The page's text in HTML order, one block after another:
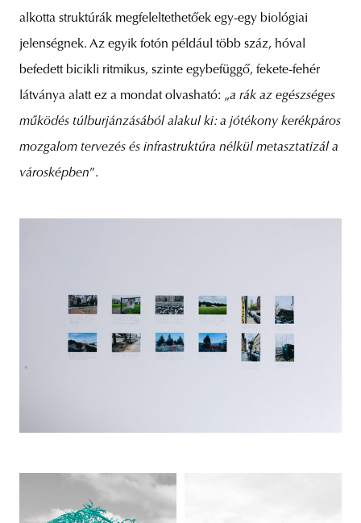
alkotta struktúrák megfeleltethetőek egy-egy biológiai
jelenségnek. Az egyik fotón például több száz, hóval
befedett bicikli ritmikus, szinte egybefüggő, fekete-fehér
látványa alatt ez a mondat olvasható: „a rák az egészséges
működés túlburjánzásából alakul ki: a jótékony kerékpáros
mozgalom tervezés és infrastruktúra nélkül metasztatizál a
városképben”.